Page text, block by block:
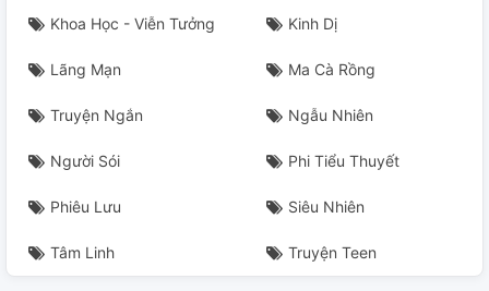
Khoa Học - Viễn Tưởng Kinh Dị
Lãng Mạn Ma Cà Rồng
Truyện Ngắn Ngẫu Nhiên
Người Sói Phi Tiểu Thuyết
Phiêu Lưu Siêu Nhiên
Tâm Linh Truyện Teen